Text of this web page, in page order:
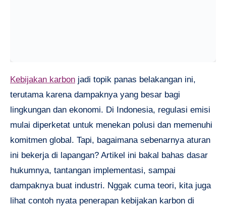
Kebijakan karbon jadi topik panas belakangan ini,
terutama karena dampaknya yang besar bagi
lingkungan dan ekonomi. Di Indonesia, regulasi emisi
mulai diperketat untuk menekan polusi dan memenuhi
komitmen global. Tapi, bagaimana sebenarnya aturan
ini bekerja di lapangan? Artikel ini bakal bahas dasar
hukumnya, tantangan implementasi, sampai
dampaknya buat industri. Nggak cuma teori, kita juga
lihat contoh nyata penerapan kebijakan karbon di